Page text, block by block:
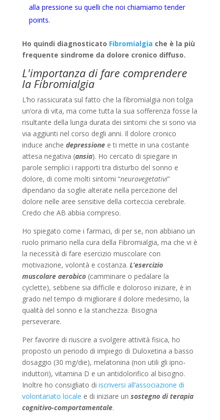
alla pressione su quelli che noi chiamiamo tender
points.
Ho quindi diagnosticato Fibromialgia che è la più
frequente sindrome da dolore cronico diffuso.
L'importanza di fare comprendere
la Fibromialgia
L’ho rassicurata sul fatto che la fibromialgia non tolga
un’ora di vita, ma come tutta la sua sofferenza fosse la
risultante della lunga durata dei sintomi che si sono via
via aggiunti nel corso degli anni. Il dolore cronico
induce anche depressionee ti mette in una costante
attesa negativa (ansia). Ho cercato di spiegare in
parole semplici i rapporti tra disturbo del sonno e
dolore, di come molti sintomi “neurovegetativi”
dipendano da soglie alterate nella percezione del
dolore nelle aree sensitive della corteccia cerebrale.
Credo che AB abbia compreso.
Ho spiegato come i farmaci, di per se, non abbiano un
ruolo primario nella cura della Fibromialgia, ma che vi è
la necessità di fare esercizio muscolare con
motivazione, volontà e costanza. L’esercizio
muscolare aerobico(camminare o pedalare la
cyclette), sebbene sia difficile e doloroso iniziare, è in
grado nel tempo di migliorare il dolore medesimo, la
qualità del sonno e la stanchezza. Bisogna
perseverare.
Per favorire di riuscire a svolgere attività fisica, ho
proposto un periodo di impiego di Duloxetina a basso
dosaggio (30 mg/die), melatonina (non utili gli ipno-
induttori), vitamina D e un antidolorifico al bisogno.
Inoltre ho consigliato di iscriversi all’associazione di
volontariato locale e di iniziare un sostegno di terapia
cognitivo-comportamentale.